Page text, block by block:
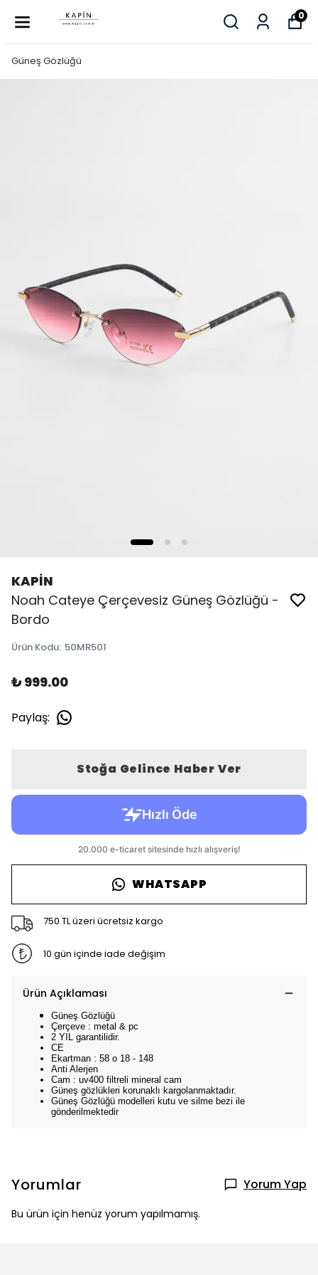
0
Güneş Gözlüğü
KAPİN
Noah Cateye Çerçevesiz Güneş Gözlüğü -
Bordo
Ürün Kodu: 50MR501
₺ 999.00
Paylaş:
Stoğa Gelince Haber Ver
WHATSAPP
750 TL üzeri ücretsiz kargo
10 gün içinde iade değişim
Ürün Açıklaması
Güneş Gözlüğü
Çerçeve : metal & pc
2 YIL garantilidir.
CE
Ekartman : 58 o 18 - 148
Anti Alerjen
Cam : uv400 filtreli mineral cam
Güneş gözlükleri korunaklı kargolanmaktadır.
Güneş Gözlüğü modelleri kutu ve silme bezi ile
gönderilmektedir
Yorumlar Yorum Yap
Bu ürün için henüz yorum yapılmamış.